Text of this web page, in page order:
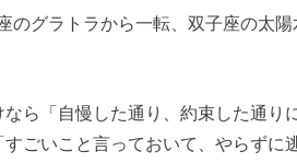
のグラトラから一転、双子座の太陽
ら「自慢した通り、約束した通り
ごいこと言っておいて、やらずに